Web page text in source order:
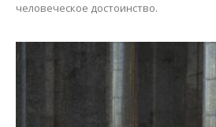
человеческое достоинство.